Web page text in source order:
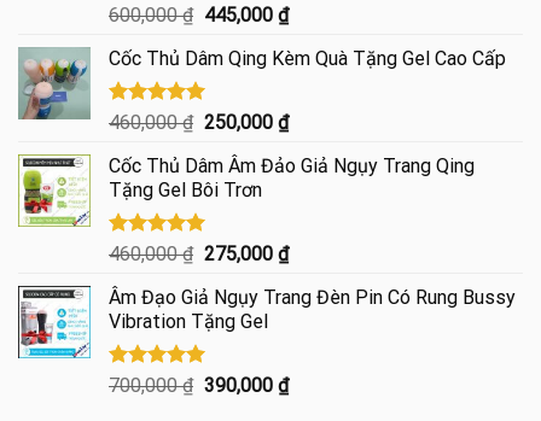
Được xếp
hạng
4.85
5 sao
600,000₫ Giá
là:
600,000 ₫.
445,000 ₫Giá
tại
445,000 ₫.
Cốc Thủ Dâm Qing Kèm Quà Tặng Gel Cao Cấp
Được xếp
hạng
5.00
5 sao
460,000₫ Giá
là:
460,000 ₫.
250,000 ₫Giá
tại
Cốc Thủ Dâm Âm Đảo Giả Ngụy Trang Qing
Tặng Gel Bôi Trơn
Được xếp
hạng
5.00
5 sao
460,000₫ Giá
là:
460,000 ₫.
275,000 ₫Giá
tại
Âm Đạo Giả Ngụy Trang Đèn Pin Có Rung Bussy
Vibration Tặng Gel
Được xếp
hạng
5.00
700,000₫ Giá
390,000 ₫Giá